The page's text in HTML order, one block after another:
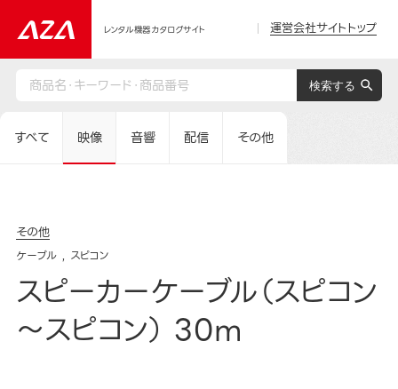
レンタル機器カタログサイト 運営会社サイトトップ
すべて 映像 音響 配信 その他
その他
ケーブル スピコン
スピーカーケーブル（スピコン
～スピコン） 30m